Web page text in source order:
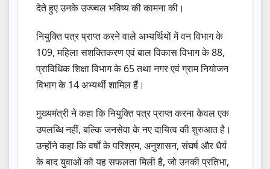
देते हुए उनके उज्ज्वल भविष्य की कामना की।
नियुक्ति पत्र प्राप्त करने वाले अभ्यर्थियों में वन विभाग के
109, महिला सशक्तिकरण एवं बाल विकास विभाग के 88,
प्राविधिक शिक्षा विभाग के 65 तथा नगर एवं ग्राम नियोजन
विभाग के 14 अभ्यर्थी शामिल हैं।
मुख्यमंत्री ने कहा कि नियुक्ति पत्र प्राप्त करना केवल एक
उपलब्धि नहीं, बल्कि जनसेवा के नए दायित्व की शुरुआत है।
उन्होंने कहा कि वर्षों के परिश्रम, अनुशासन, संघर्ष और धैर्य
के बाद युवाओं को यह सफलता मिली है, जो उनकी प्रतिभा,